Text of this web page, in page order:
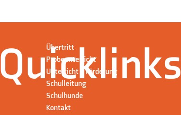
Quicklinks
Übertritt
Probeunterricht
Unterricht + Förderung
Schulleitung
Schulhunde
Kontakt